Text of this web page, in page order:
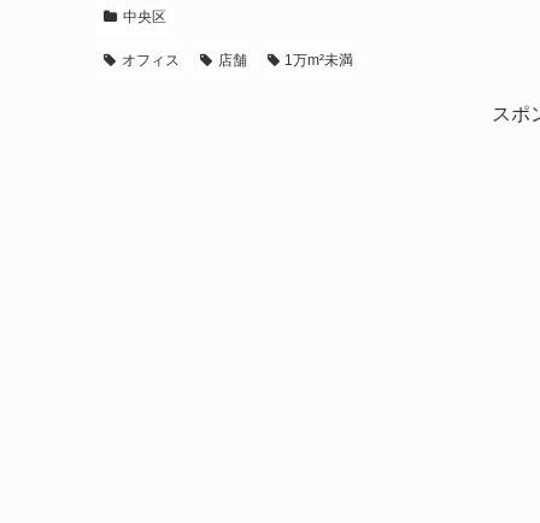
中央区
オフィス 店舗 1万m²未満
スポ